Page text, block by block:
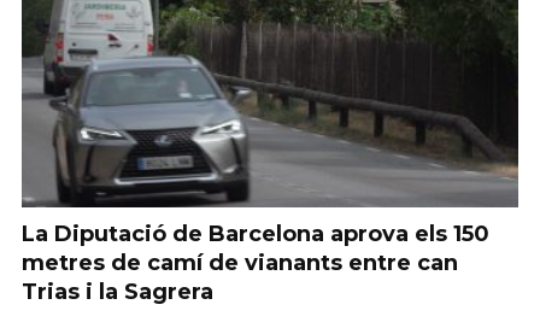
La Diputació de Barcelona aprova els 150
metres de camí de vianants entre can
Trias i la Sagrera